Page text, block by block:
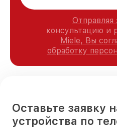
Отправляя
консультацию и
Miele, Вы
обработку
Оставьте заявку
устройства по